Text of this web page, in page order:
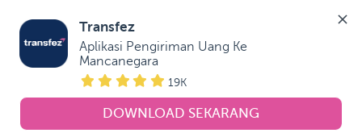
Transfez
Aplikasi Pengiriman Uang Ke
Mancanegara
19K
DOWNLOAD SEKARANG